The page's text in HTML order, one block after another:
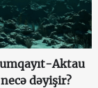
Aktau
dəyişir?